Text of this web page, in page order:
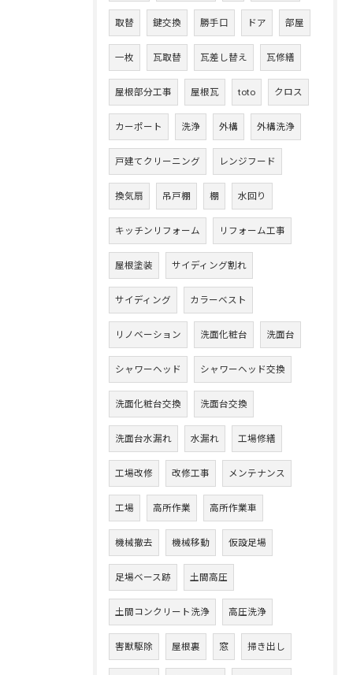
取替 鍵交換 勝手口 ドア 部屋
一枚 瓦取替 瓦差し替え 瓦修繕
屋根部分工事 屋根瓦 toto クロス
カーポート 洗浄 外構 外構洗浄
戸建てクリーニング レンジフード
換気扇 吊戸棚 棚 水回り
キッチンリフォーム リフォーム工事
屋根塗装 サイディング割れ
サイディング カラーベスト
リノベーション 洗面化粧台 洗面台
シャワーヘッド シャワーヘッド交換
洗面化粧台交換 洗面台交換
洗面台水漏れ 水漏れ 工場修繕
工場改修 改修工事 メンテナンス
工場 高所作業 高所作業車
機械撤去 機械移動 仮設足場
足場ベース跡 土間高圧
土間コンクリート洗浄 高圧洗浄
害獣駆除 屋根裏 窓 掃き出し